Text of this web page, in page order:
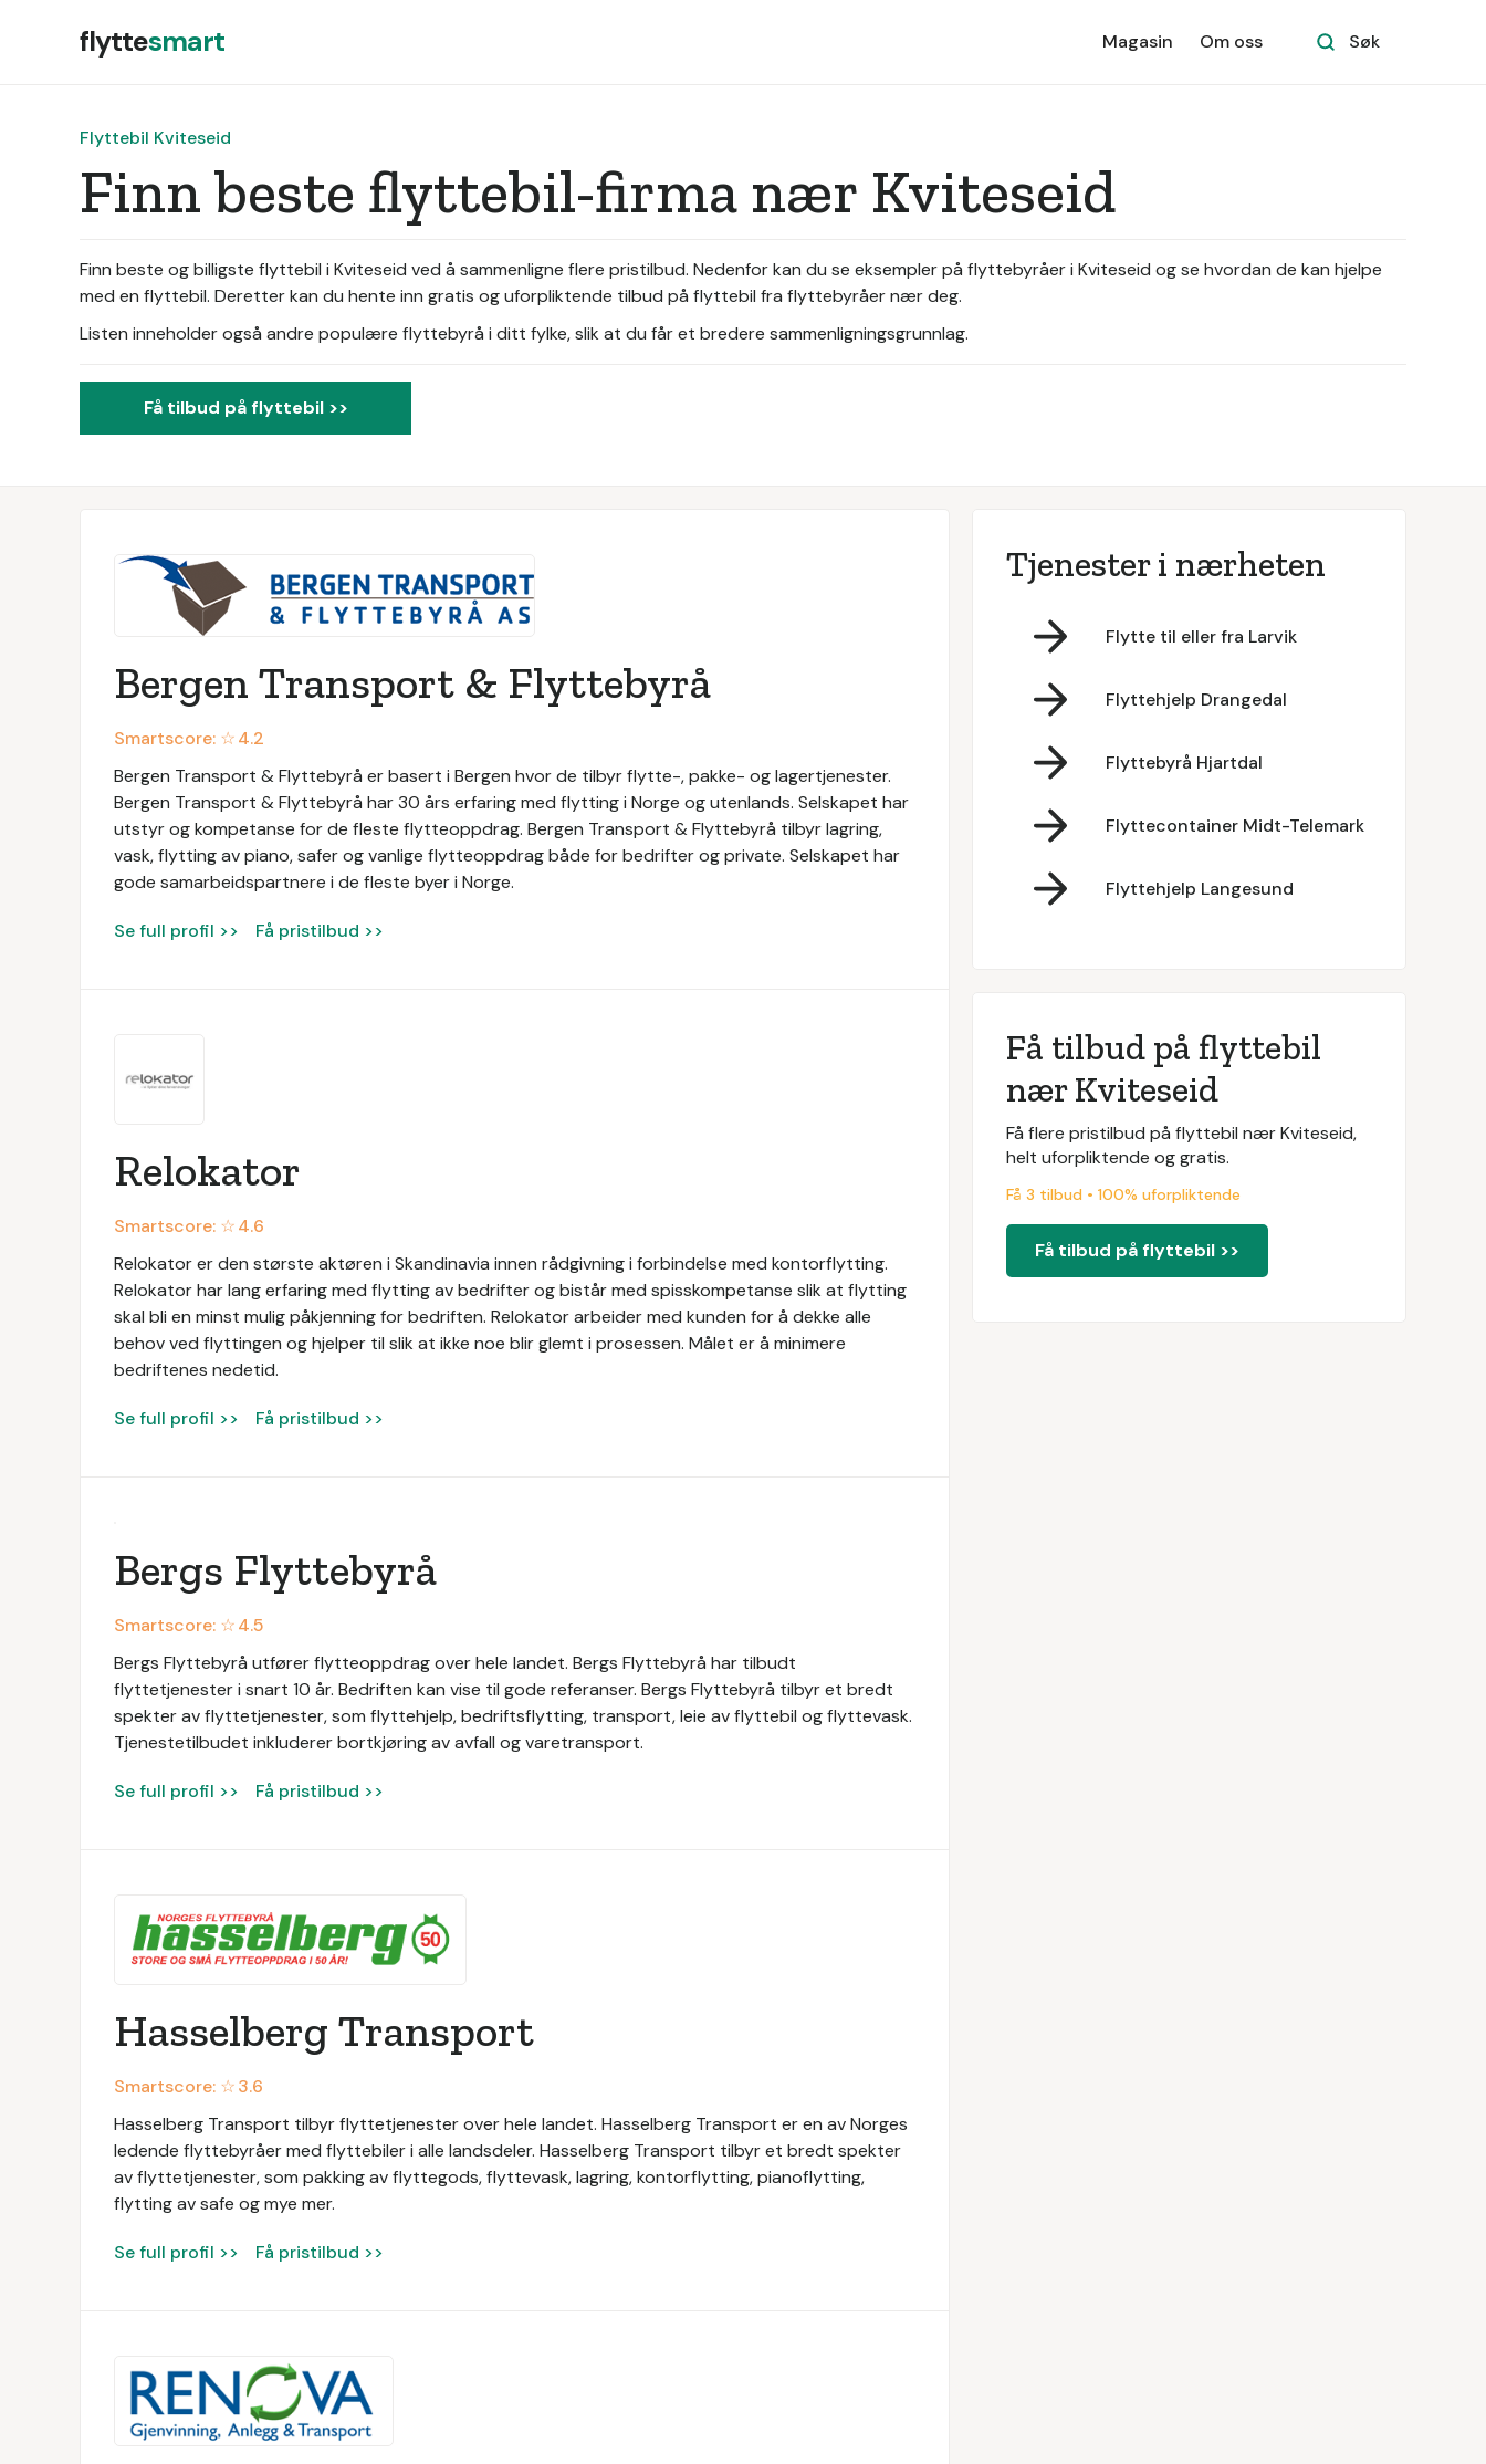
flyttesmart Magasin Om oss Søk
Flyttebil Kviteseid
Finn beste flyttebil-firma nær Kviteseid
Finn beste og billigste flyttebil i Kviteseid ved å sammenligne flere pristilbud. Nedenfor kan du se eksempler på flyttebyråer i Kviteseid og se hvordan de kan hjelpe
med en flyttebil. Deretter kan du hente inn gratis og uforpliktende tilbud på flyttebil fra flyttebyråer nær deg.
Listen inneholder også andre populære flyttebyrå i ditt fylke, slik at du får et bredere sammenligningsgrunnlag.
Få tilbud på flyttebil >>
Bergen Transport & Flyttebyrå
Smartscore: ☆4.2
Bergen Transport & Flyttebyrå er basert i Bergen hvor de tilbyr flytte-, pakke- og lagertjenester.
Bergen Transport & Flyttebyrå har 30 års erfaring med flytting i Norge og utenlands. Selskapet har
utstyr og kompetanse for de fleste flytteoppdrag. Bergen Transport & Flyttebyrå tilbyr lagring,
vask, flytting av piano, safer og vanlige flytteoppdrag både for bedrifter og private. Selskapet har
gode samarbeidspartnere i de fleste byer i Norge.
Se full profil >> Få pristilbud >>
Relokator
Smartscore: ☆4.6
Relokator er den største aktøren i Skandinavia innen rådgivning i forbindelse med kontorflytting.
Relokator har lang erfaring med flytting av bedrifter og bistår med spisskompetanse slik at flytting
skal bli en minst mulig påkjenning for bedriften. Relokator arbeider med kunden for å dekke alle
behov ved flyttingen og hjelper til slik at ikke noe blir glemt i prosessen. Målet er å minimere
bedriftenes nedetid.
Se full profil >> Få pristilbud >>
Bergs Flyttebyrå
Smartscore: ☆4.5
Bergs Flyttebyrå utfører flytteoppdrag over hele landet. Bergs Flyttebyrå har tilbudt
flyttetjenester i snart 10 år. Bedriften kan vise til gode referanser. Bergs Flyttebyrå tilbyr et bredt
spekter av flyttetjenester, som flyttehjelp, bedriftsflytting, transport, leie av flyttebil og flyttevask.
Tjenestetilbudet inkluderer bortkjøring av avfall og varetransport.
Se full profil >> Få pristilbud >>
Hasselberg Transport
Smartscore: ☆3.6
Hasselberg Transport tilbyr flyttetjenester over hele landet. Hasselberg Transport er en av Norges
ledende flyttebyråer med flyttebiler i alle landsdeler. Hasselberg Transport tilbyr et bredt spekter
av flyttetjenester, som pakking av flyttegods, flyttevask, lagring, kontorflytting, pianoflytting,
flytting av safe og mye mer.
Se full profil >> Få pristilbud >>
Tjenester i nærheten
Flytte til eller fra Larvik
Flyttehjelp Drangedal
Flyttebyrå Hjartdal
Flyttecontainer Midt-Telemark
Flyttehjelp Langesund
Få tilbud på flyttebil
nær Kviteseid
Få flere pristilbud på flyttebil nær Kviteseid,
helt uforpliktende og gratis.
Få 3 tilbud • 100% uforpliktende
Få tilbud på flyttebil >>